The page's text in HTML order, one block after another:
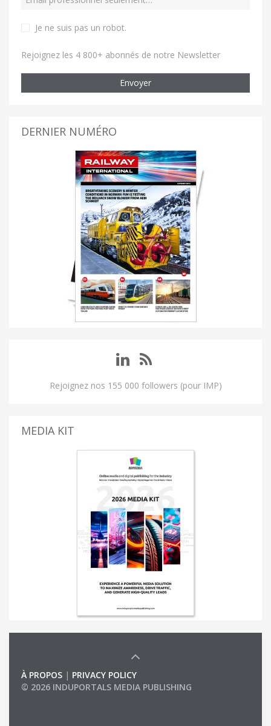
Je ne suis pas un robot.
Rejoignez les 4 800+ abonnés de notre Newsletter
Envoyer
DERNIER NUMÉRO
Rejoignez nos 155 000 followers (pour IMP)
MEDIA KIT
À PROPOS | PRIVACY POLICY
© 2026 INDUPORTALS MEDIA PUBLISHING